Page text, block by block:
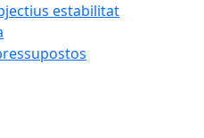
estabilitat